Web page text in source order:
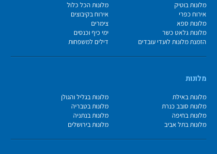
מלונות בוטיק
מלונות הכל כלול
אירוח כפרי
אירוח בקיבוצים
מלונות ספא
צימרים
מלונות גלאט כשר
ימי כיף וכנסים
הזמנת מלונות לועדי עובדים
דילים למשפחות
מלונות
מלונות באילת
מלונות בגליל והגולן
מלונות סובב כנרת
מלונות בטבריה
מלונות בחיפה
מלונות בנתניה
מלונות בתל אביב
מלונות בירושלים